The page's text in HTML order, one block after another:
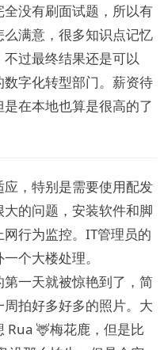
没有刷面试题，所以有
满意，很多知识点记忆
过最终结果还是可以
字化转型部门。薪资待
在本地也算是很高的了
，特别是需要使用配发
的问题，安装软件和脚
行为监控。IT管理员的
个大楼处理。
一天就被惊艳到了，简
拍好多好多的照片。大
Rua 🦌梅花鹿，但是比